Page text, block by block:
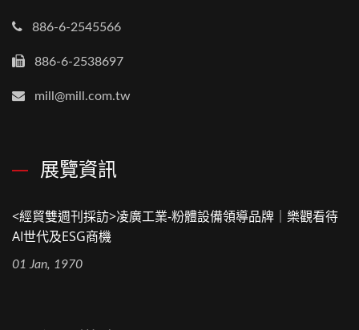
886-6-2545566
886-6-2538697
mill@mill.com.tw
展覽資訊
<經貿雙週刊採訪>凌廣工業-粉體設備領導品牌｜樂觀看待
AI世代及ESG商機
01 Jan, 1970